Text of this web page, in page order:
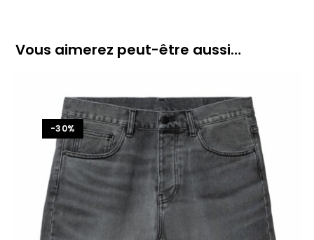
Vous aimerez peut-être aussi…
-30%